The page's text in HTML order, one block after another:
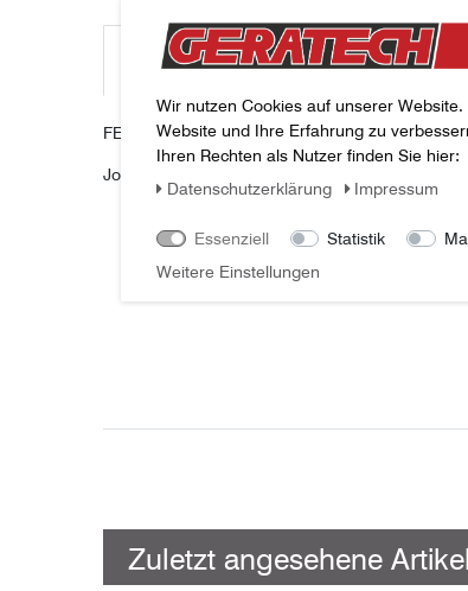
Beschreibung Weitere Details Fragen
FEDER PLANIERSCHABER J34562152, JOSKIN
Joskin - Artikelnummer:
217x186mm
Zuletzt angesehene
Wir nutzen Cookies auf unserer
Website und Ihre Erfahrung zu
Ihren Rechten als Nutzer finden Sie hier:
Daten­schutz­erklärung
Impressum
Essenziell Statistik
Weitere Einstellungen